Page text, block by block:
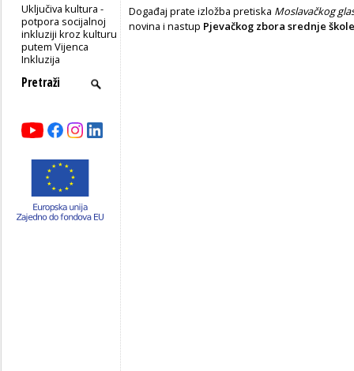
Uključiva kultura -
potpora socijalnoj
inkluziji kroz kulturu
putem Vijenca
Inkluzija
Događaj prate izložba pretiska Moslavačkog
novina i nastup Pjevačkog zbora srednje